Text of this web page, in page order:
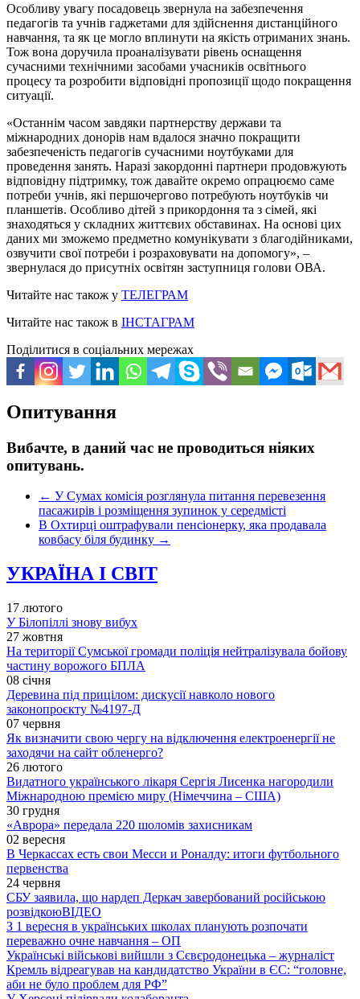
Особливу увагу посадовець звернула на забезпечення
педагогів та учнів гаджетами для здійснення дистанційного
навчання, та як це могло вплинути на якість отриманих знань.
Тож вона доручила проаналізувати рівень оснащення
сучасними технічними засобами учасників освітнього
процесу та розробити відповідні пропозиції щодо покращення
ситуації.
«Останнім часом завдяки партнерству держави та
міжнародних донорів нам вдалося значно покращити
забезпеченість педагогів сучасними ноутбуками для
проведення занять. Наразі закордонні партнери продовжують
відповідну підтримку, тож давайте окремо опрацюємо саме
потреби учнів, які першочергово потребують ноутбуків чи
планшетів. Особливо дітей з прикордоння та з сімей, які
знаходяться у складних життєвих обставинах. На основі цих
даних ми зможемо предметно комунікувати з благодійниками,
озвучити свої потреби і розраховувати на допомогу», –
звернулася до присутніх освітян заступниця голови ОВА.
Читайте нас також у ТЕЛЕГРАМ
Читайте нас також в ІНСТАГРАМ
Поділитися в соціальних мережах
Опитування
Вибачте, в даний час не проводиться ніяких
опитувань.
← У Сумах комісія розглянула питання перевезення
пасажирів і розміщення зупинок у середмісті
В Охтирці оштрафували пенсіонерку, яка продавала
ковбасу біля будинку →
УКРАЇНА І СВІТ
17 лютого
У Білопіллі знову вибух
27 жовтня
На території Сумської громади поліція нейтралізувала бойову
частину ворожого БПЛА
08 січня
Деревина під прицілом: дискусії навколо нового
законопроєкту №4197-Д
07 червня
Як визначити свою чергу на відключення електроенергії не
заходячи на сайт обленерго?
26 лютого
Видатного українського лікаря Сергія Лисенка нагородили
Міжнародною премією миру (Німеччина – США)
30 грудня
«Аврора» передала 220 шоломів захисникам
02 вересня
В Черкассах есть свои Месси и Роналду: итоги футбольного
первенства
24 червня
СБУ заявила, що нардеп Деркач завербований російською
розвідкоюВІДЕО
З 1 вересня в українських школах планують розпочати
переважно очне навчання – ОП
Українські військові вийшли з Сєвєродонецька – журналіст
Кремль відреагував на кандидатство України в ЄС: “головне,
аби не було проблем для РФ”